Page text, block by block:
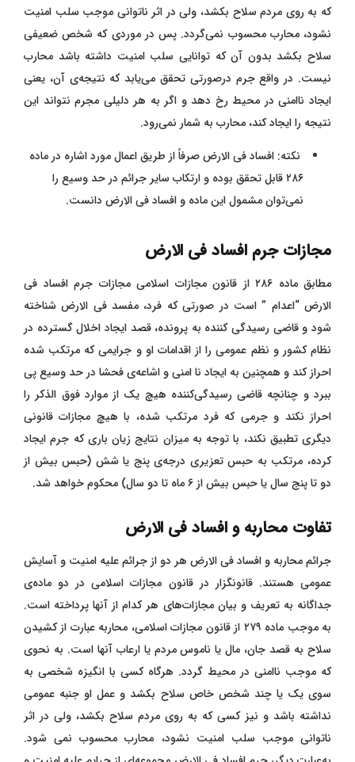
که به روی مردم سلاح بکشد، ولی در اثر ناتوانی موجب سلب امنیت
نشود، محارب محسوب نمی‌گردد. پس در موردی که شخص ضعیفی
سلاح بکشد بدون آن که توانایی سلب امنیت داشته باشد محارب
نیست. در واقع جرم درصورتی تحقق می‌یابد که نتیجه‌ی آن، یعنی
ایجاد ناامنی در محیط رخ دهد و اگر به هر دلیلی مجرم نتواند این
نتیجه را ایجاد کند، محارب به شمار نمی‌رود.
نکته: افساد فی الارض صرفاً از طریق اعمال مورد اشاره در ماده
۲۸۶ قابل تحقق بوده و ارتکاب سایر جرائم در حد وسیع را
نمی‌توان مشمول این ماده و افساد فی الارض دانست.
مجازات جرم افساد‌ فی‌ الارض
مطابق ماده ۲۸۶ از قانون مجازات اسلامی مجازات جرم افساد‌ فی‌
الارض “اعدام ” است در صورتی که فرد، مفسد فی الارض شناخته
شود و قاضی رسیدگی کننده به پرونده، قصد ایجاد اخلال گسترده در
نظام کشور و نظم عمومی را از اقدامات او و جرایمی که مرتکب شده
احراز کند و همچنین به ایجاد نا امنی و اشاعه‌ی فحشا در حد وسیع پی
ببرد و چنانچه قاضی رسیدگی‌کننده هیچ یک از موارد فوق الذکر را
احراز نکند و جرمی که فرد مرتکب شده، با هیچ مجازات قانونی
دیگری تطبیق نکند، با توجه به میزان نتایج زیان باری که جرم ایجاد
کرده، مرتکب به حبس تعزیری درجه‌ی پنج یا شش (حبس بیش از
دو تا پنج سال یا حبس بیش از ۶ ماه تا دو سال) محکوم خواهد شد.
تفاوت محاربه و افساد ‌فی‌ الارض
جرائم محاربه و افساد‌ فی‌ الارض هر دو از جرائم علیه امنیت و آسایش
عمومی هستند‌. قانونگزار در قانون مجازات اسلامی در دو ماده‌ی
جداگانه به تعریف و بیان مجازات‌های هر کدام از آنها پرداخته است.
به موجب ماده ۲۷۹ از قانون مجازات اسلامی، محاربه عبارت از کشیدن
سلاح به قصد جان، مال یا ناموس مردم یا ارعاب آنها است. به نحوی
که موجب ناامنی در محیط گردد. هرگاه کسی با انگیزه شخصی به
سوی یک یا چند شخص خاص سلاح بکشد و عمل او جنبه عمومی
نداشته باشد و نیز کسی که به روی مردم سلاح بکشد، ولی در اثر
ناتوانی موجب سلب امنیت نشود، محارب محسوب نمی شود.